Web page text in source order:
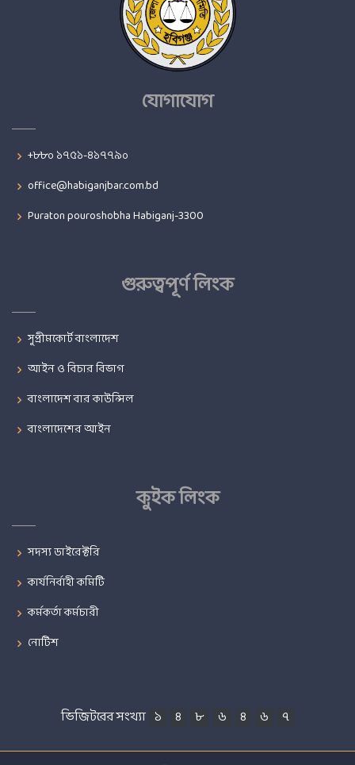
যোগাযোগ
+৮৮০ ১৭৫১-৪১৭৭৯০
office@habiganjbar.com.bd
Puraton pouroshobha Habiganj-3300
গুরুত্বপূর্ণ লিংক
সুপ্রীমকোর্ট বাংলাদেশ
আইন ও বিচার বিভাগ
বাংলাদেশ বার কাউন্সিল
বাংলাদেশের আইন
কুইক লিংক
সদস্য ডাইরেক্টরি
কার্যনির্বাহী কমিটি
কর্মকর্তা কর্মচারী
নোটিশ
ভিজিটরের সংখ্যা ১ ৪ ৮ ৬ ৪ ৬ ৭